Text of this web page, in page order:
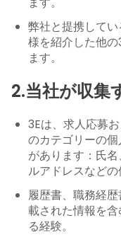
弊社と提携して
様を紹介した他
ます。
2.当社が収集
3Eは、求人応募
のカテゴリーの
があります：氏
ルアドレスなどの
履歴書、職務経
載された情報を
る経験。